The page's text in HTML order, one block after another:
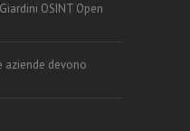
OSINT Open
aziende devono